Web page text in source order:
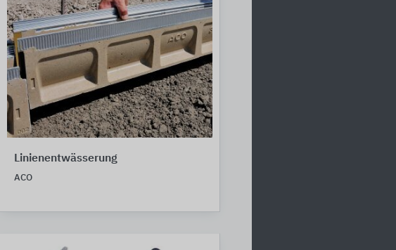
Linienentwässerung
ACO